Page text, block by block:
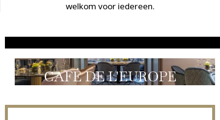
welkom voor iedereen.
CAFÉ DE L'EUROPE